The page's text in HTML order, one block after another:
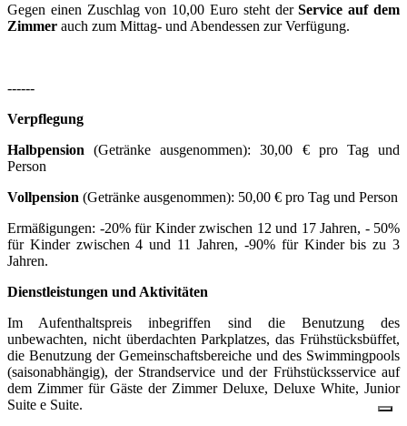
Gegen einen Zuschlag von 10,00 Euro steht derService auf dem
Zimmer auch zum Mittag- und Abendessen zur Verfügung.
------
Verpflegung
Halbpension (Getränke ausgenommen): 30,00 € pro Tag und
Person
Vollpension (Getränke ausgenommen): 50,00 € pro Tag und Person
Ermäßigungen: -20% für Kinder zwischen 12 und 17 Jahren, - 50%
für Kinder zwischen 4 und 11 Jahren, -90% für Kinder bis zu 3
Jahren.
Dienstleistungen und Aktivitäten
Im Aufenthaltspreis inbegriffen sind die Benutzung des
unbewachten, nicht überdachten Parkplatzes, das Frühstücksbüffet,
die Benutzung der Gemeinschaftsbereiche und des Swimmingpools
(saisonabhängig), der Strandservice und der Frühstücksservice auf
dem Zimmer für Gäste der Zimmer Deluxe, Deluxe White, Junior
Suite e Suite.